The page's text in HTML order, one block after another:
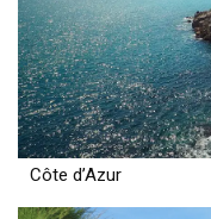
Côte d’Azur